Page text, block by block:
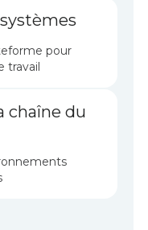
pour
travail
chaîne du